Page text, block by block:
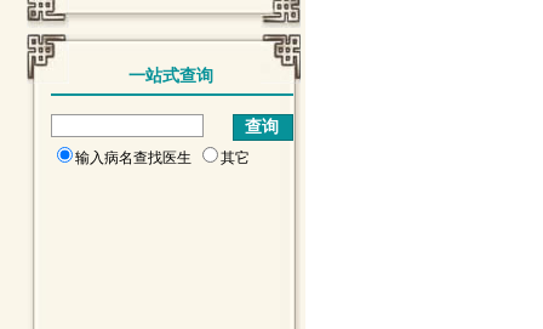
一站式查询
输入病名查找医生 其它